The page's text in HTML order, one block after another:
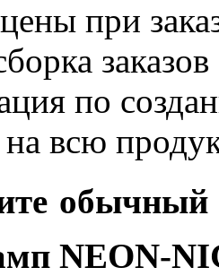
при
заказов
по
на всю
NEON-